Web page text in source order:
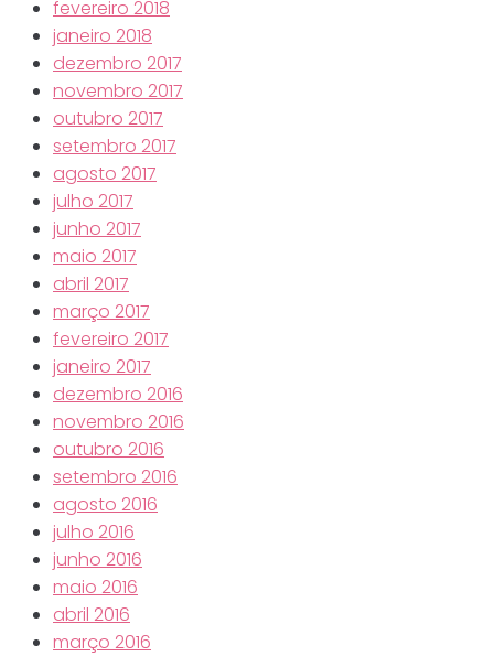
fevereiro 2018
janeiro 2018
dezembro 2017
novembro 2017
outubro 2017
setembro 2017
agosto 2017
julho 2017
junho 2017
maio 2017
abril 2017
março 2017
fevereiro 2017
janeiro 2017
dezembro 2016
novembro 2016
outubro 2016
setembro 2016
agosto 2016
julho 2016
junho 2016
maio 2016
abril 2016
março 2016